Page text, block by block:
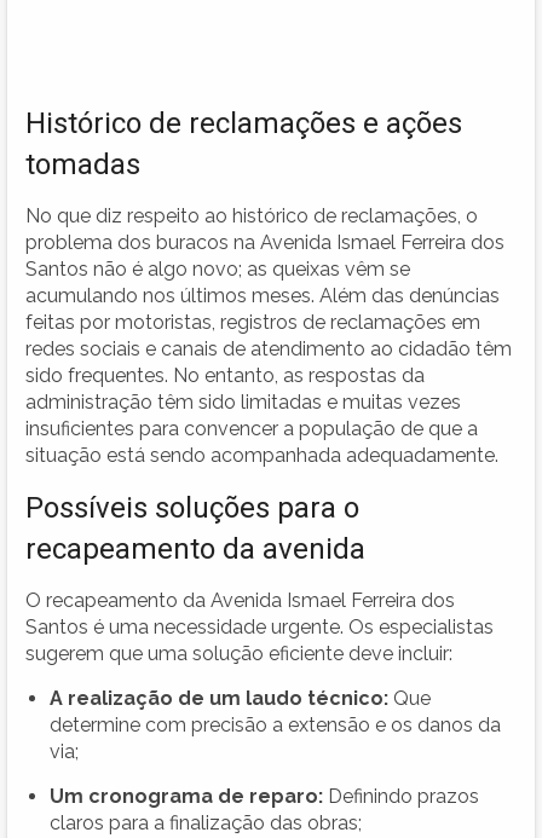
Histórico de reclamações e ações
tomadas
No que diz respeito ao histórico de reclamações, o
problema dos buracos na Avenida Ismael Ferreira dos
Santos não é algo novo; as queixas vêm se
acumulando nos últimos meses. Além das denúncias
feitas por motoristas, registros de reclamações em
redes sociais e canais de atendimento ao cidadão têm
sido frequentes. No entanto, as respostas da
administração têm sido limitadas e muitas vezes
insuficientes para convencer a população de que a
situação está sendo acompanhada adequadamente.
Possíveis soluções para o
recapeamento da avenida
O recapeamento da Avenida Ismael Ferreira dos
Santos é uma necessidade urgente. Os especialistas
sugerem que uma solução eficiente deve incluir:
A realização de um laudo técnico: Que
determine com precisão a extensão e os danos da
via;
Um cronograma de reparo: Definindo prazos
claros para a finalização das obras;